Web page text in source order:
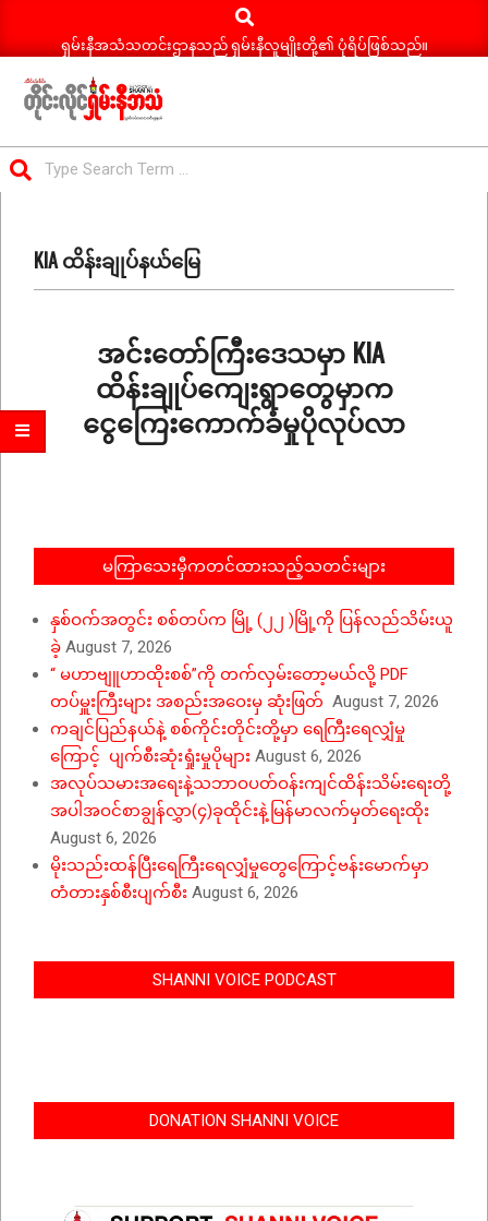
Search
ရှမ်းနီအသံသတင်းဌာနသည် ရှမ်းနီလူမျိုးတို့၏ ပုံရိပ်ဖြစ်သည်။
ရှမ်း
နီ
သတင်း
MenuKIA ထိန်းချုပ်နယ်မြေ
အင်းတော်ကြီးဒေသမှာ KIA
ထိန်းချုပ်ကျေးရွာတွေမှာက
ငွေကြေးကောက်ခံမှုပိုလုပ်လာ
2026-
မကြာသေးမှီကတင်ထားသည့်သတင်းများ
နှစ်ဝက်အတွင်း စစ်တပ်က မြို့ (၂၂ )မြို့ကို ပြန်လည်သိမ်းယူ
ခဲ့ August 7, 2026
“ မဟာဗျူဟာထိုးစစ်”ကို တက်လှမ်းတော့မယ်လို့ PDF
တပ်မှူးကြီးများ အစည်းအဝေးမှ ဆုံးဖြတ် August 7, 2026
ကချင်ပြည်နယ်နဲ့ စစ်ကိုင်းတိုင်းတို့မှာ ရေကြီးရေလျှံမှု
ကြောင့် ပျက်စီးဆုံးရှုံးမှုပိုများ August 6, 2026
အလုပ်သမားအရေးနဲ့သဘာဝပတ်ဝန်းကျင်ထိန်းသိမ်းရေးတို့
အပါအဝင်စာချွန်လွှာ(၄)ခုထိုင်းနဲ့မြန်မာလက်မှတ်ရေးထိုး
August 6, 2026
မိုးသည်းထန်ပြီးရေကြီးရေလျှံမှုတွေကြောင့်ဗန်းမောက်မှာ
တံတားနှစ်စီးပျက်စီး August 6, 2026
SHANNI VOICE PODCAST
DONATION SHANNI VOICE